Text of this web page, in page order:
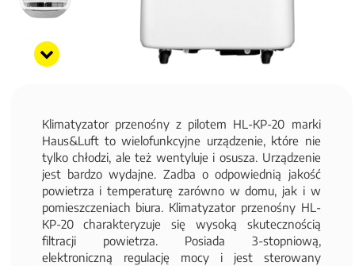
Klimatyzator przenośny z pilotem HL-KP-20 marki
Haus&Luft to wielofunkcyjne urządzenie, które nie
tylko chłodzi, ale też wentyluje i osusza. Urządzenie
jest bardzo wydajne. Zadba o odpowiednią jakość
powietrza i temperaturę zarówno w domu, jak i w
pomieszczeniach biura. Klimatyzator przenośny HL-
KP-20 charakteryzuje się wysoką skutecznością
filtracji powietrza. Posiada 3-stopniową,
elektroniczną regulację mocy i jest sterowany